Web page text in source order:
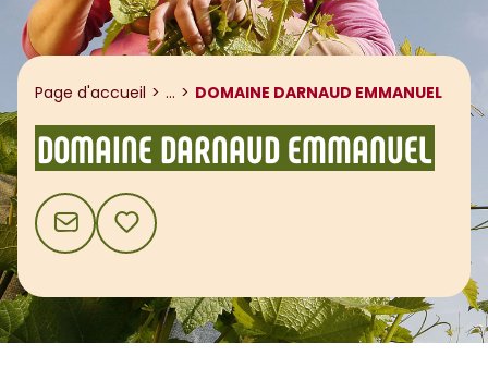
Page d'accueil ... Afficher le fil d'ariane
DOMAINE DARNAUD EMMANUEL
DOMAINE DARNAUD EMMANUEL
CONTACTAJOUTER AUX FAVORIS